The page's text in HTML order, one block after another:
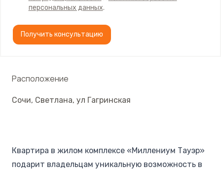
персональных данных.
Получить консультацию
Расположение
Сочи, Светлана, ул Гагринская
Квартира в жилом комплексе «Миллениум Тауэр»
подарит владельцам уникальную возможность в